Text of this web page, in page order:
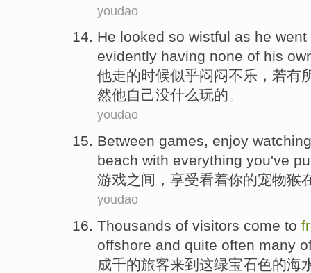
youdao
He looked so wistful as he
evidently having none of his
他走的时候似乎闷闷不乐 ，若有
然他自己没什么玩的。
youdao
Between games, enjoy watching
beach with everything you've
游戏之间 ， 享受看着你的宠物猴
youdao
Thousands of visitors come to
offshore and quite often many
成千的旅客来到 这绿宝石色的海